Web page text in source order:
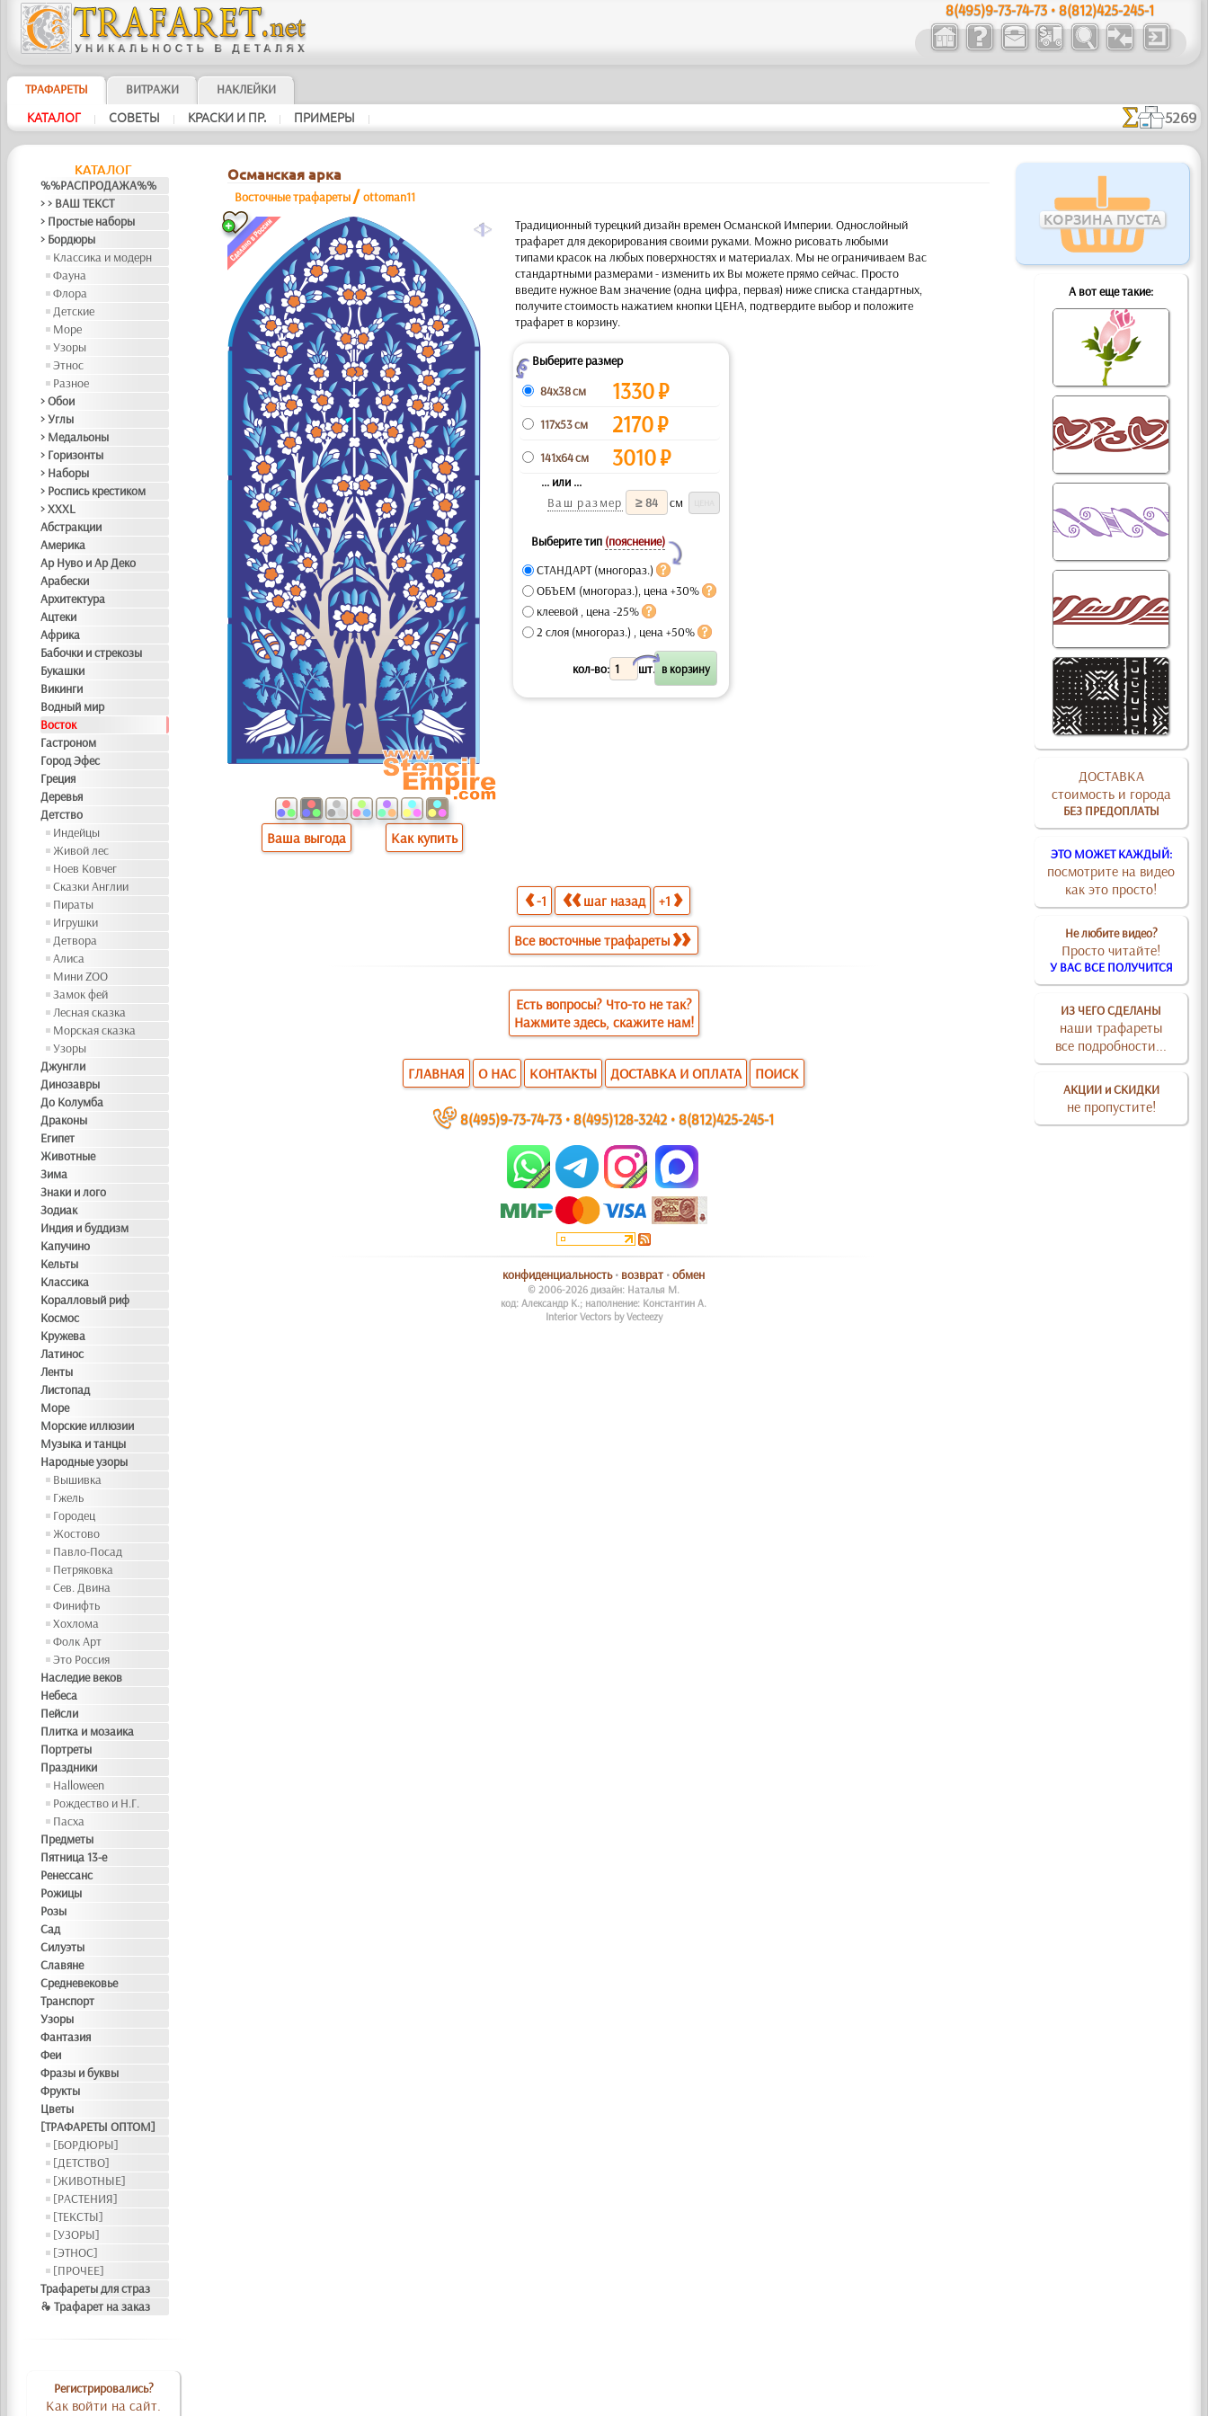
8(495)9-73-74-73 • 8(812)425-245-1
ТРАФАРЕТЫ ВИТРАЖИ НАКЛЕЙКИ
КАТАЛОГ | СОВЕТЫ | КРАСКИ И ПР. | ПРИМЕРЫ | 5269
КАТАЛОГ
%%РАСПРОДАЖА%%
> > ВАШ ТЕКСТ
> Простые наборы
> Бордюры
Классика и модерн
Фауна
Флора
Детские
Море
Узоры
Этнос
Разное
> Обои
> Углы
> Медальоны
> Горизонты
> Наборы
> Роспись крестиком
> XXXL
Абстракции
Америка
Ар Нуво и Ар Деко
Арабески
Архитектура
Ацтеки
Африка
Бабочки и стрекозы
Букашки
Викинги
Водный мир
Восток
Гастроном
Город Эфес
Греция
Деревья
Детство
Индейцы
Живой лес
Ноев Ковчег
Сказки Англии
Пираты
Игрушки
Детвора
Алиса
Мини ZOO
Замок фей
Лесная сказка
Морская сказка
Узоры
Джунгли
Динозавры
До Колумба
Драконы
Египет
Животные
Зима
Знаки и лого
Зодиак
Индия и буддизм
Капучино
Кельты
Классика
Коралловый риф
Космос
Кружева
Латинос
Ленты
Листопад
Море
Морские иллюзии
Музыка и танцы
Народные узоры
Вышивка
Гжель
Городец
Жостово
Павло-Посад
Петряковка
Сев. Двина
Финифть
Хохлома
Фолк Арт
Это Россия
Наследие веков
Небеса
Пейсли
Плитка и мозаика
Портреты
Праздники
Halloween
Рождество и Н.Г.
Пасха
Предметы
Пятница 13-е
Ренессанс
Рожицы
Розы
Сад
Силуэты
Славяне
Средневековье
Транспорт
Узоры
Фантазия
Феи
Фразы и буквы
Фрукты
Цветы
[ТРАФАРЕТЫ ОПТОМ]
[БОРДЮРЫ]
[ДЕТСТВО]
[ЖИВОТНЫЕ]
[РАСТЕНИЯ]
[ТЕКСТЫ]
[УЗОРЫ]
[ЭТНОС]
[ПРОЧЕЕ]
Трафареты для страз
❧ Трафарет на заказ
Регистрировались?
Как войти на сайт.
КОРЗИНА ПУСТА
А вот еще такие:
ДОСТАВКА
стоимость и города
БЕЗ ПРЕДОПЛАТЫ
ЭТО МОЖЕТ КАЖДЫЙ:
посмотрите на видео
как это просто!
Не любите видео?
Просто читайте!
У ВАС ВСЕ ПОЛУЧИТСЯ
ИЗ ЧЕГО СДЕЛАНЫ
наши трафареты
все подробности...
АКЦИИ и СКИДКИ
не пропустите!
Османская арка
Восточные трафареты /ottoman11
a
Ваша выгода Как купить
Традиционный турецкий дизайн времен Османской Империи. Однослойный
трафарет для декорирования своими руками. Можно рисовать любыми
типами красок на любых поверхностях и материалах. Мы не ограничиваем Вас
стандартными размерами - изменить их Вы можете прямо сейчас. Просто
введите нужное Вам значение (одна цифра, первая) ниже списка стандартных,
получите стоимость нажатием кнопки ЦЕНА, подтвердите выбор и положите
трафарет в корзину.
ZВыберите размер
84x38 см
1330₽
117x53 см 2170₽
141x64 см 3010₽
... или ...
Ваш размер
см
Выберите тип (пояснение)
Y
СТАНДАРТ (многораз.)
ОБЪЕМ (многораз.), цена +30%
клеевой , цена -25%
2 слоя (многораз.) , цена +50%
кол-во: шт.
X
-1 шаг назад +1
Все восточные трафареты
Есть вопросы? Что-то не так?
Нажмите здесь, скажите нам!
ГЛАВНАЯ О НАС КОНТАКТЫ ДОСТАВКА И ОПЛАТА ПОИСК
~ 8(495)9-73-74-73 •8(495)128-3242 •8(812)425-245-1
конфиденциальность• возврат •обмен
© 2006-2026 дизайн: Наталья М.
код: Александр К.; наполнение: Константин А.
Interior Vectors by Vecteezy